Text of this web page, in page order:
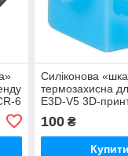
6
5
Силіконова
термозахисна
E3D-V5 3D-
PRO/ Kossel/
Predator
100₴
Купити